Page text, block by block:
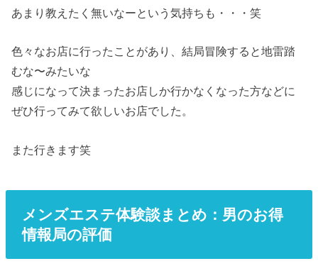
あまり教えたく無いなーという気持ちも・・・笑
色々なお店に行ったことがあり、結局冒険すると地雷踏
むな〜みたいな
感じになって決まったお店しか行かなくなった方などに
ぜひ行ってみて欲しいお店でした。
また行きます笑
メンズエステ体験談まとめ：男のお得
情報局の評価